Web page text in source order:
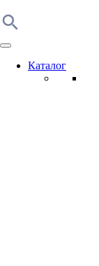
Каталог